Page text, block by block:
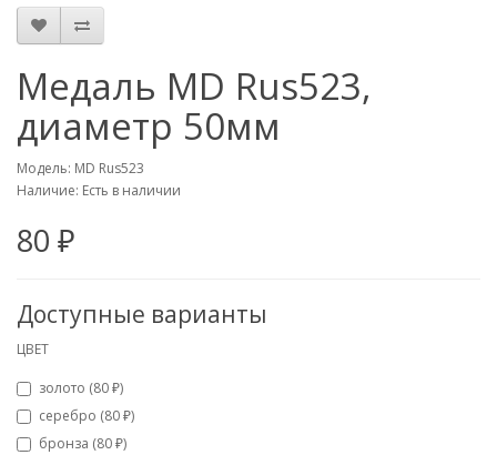
Медаль MD Rus523,
диаметр 50мм
Модель: MD Rus523
Наличие: Есть в наличии
80 ₽
Доступные варианты
ЦВЕТ
золото (80 ₽)
серебро (80 ₽)
бронза (80 ₽)